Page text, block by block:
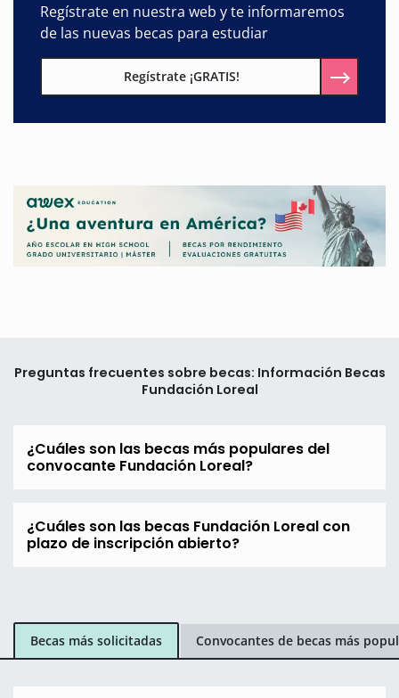
Regístrate en nuestra web y te informaremos
de las nuevas becas para estudiar
Regístrate ¡GRATIS!
Preguntas frecuentes sobre becas: Información Becas
Fundación Loreal
¿Cuáles son las becas más populares del
convocante Fundación Loreal?
¿Cuáles son las becas Fundación Loreal con
plazo de inscripción abierto?
Becas más solicitadas Convocantes de becas más